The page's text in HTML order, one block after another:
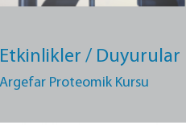
Etkinlikler / Duyurular
Argefar Proteomik Kursu